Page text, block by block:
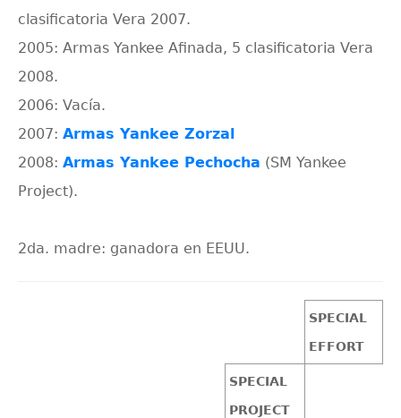
clasificatoria Vera 2007.
2005: Armas Yankee Afinada, 5 clasificatoria Vera
2008.
2006: Vacía.
2007: Armas Yankee Zorzal
2008: Armas Yankee Pechocha (SM Yankee
Project).
2da. madre: ganadora en EEUU.
SPECIAL
EFFORT
SPECIAL
PROJECT